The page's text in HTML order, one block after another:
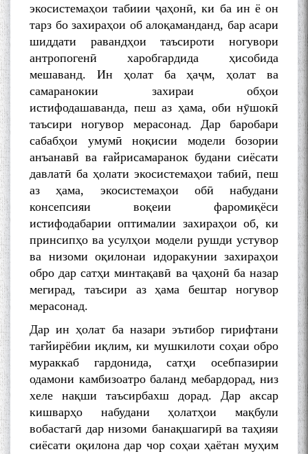
экосистемаҳои табиии ҷаҳонӣ, ки ба ин ё он
тарз бо захираҳои об алоқаманданд, бар асари
шиддати равандҳои таъсироти ногувори
антропогенӣ харобгардида ҳисобида
мешаванд. Ин ҳолат ба ҳаҷм, ҳолат ва
самаранокии захираи обҳои
истифодашаванда, пеш аз ҳама, оби нӯшокӣ
таъсири ногувор мерасонад. Дар баробари
сабабҳои умумӣ ноқисии модели бозории
анъанавӣ ва ғайрисамаранок будани сиёсати
давлатӣ ба ҳолати экосистемаҳои табиӣ, пеш
аз ҳама, экосистемаҳои обӣ набудани
консепсияи воқеии фаромиқёси
истифодабарии оптималии захираҳои об, ки
принсипҳо ва усулҳои модели рушди устувор
ва низоми оқилонаи идоракунии захираҳои
обро дар сатҳи минтақавӣ ва ҷаҳонӣ ба назар
мегирад, таъсири аз ҳама бештар ногувор
мерасонад.
Дар ин ҳолат ба назари эътибор гирифтани
тағйирёбии иқлим, ки мушкилоти соҳаи обро
мураккаб гардонида, сатҳи осебпазирии
одамони камбизоатро баланд мебардорад, низ
хеле нақши таъсирбахш дорад. Дар аксар
кишварҳо набудани ҳолатҳои мақбули
вобастагӣ дар низоми банақшагирӣ ва таҳияи
сиёсати оқилона дар чор соҳаи ҳаётан муҳим